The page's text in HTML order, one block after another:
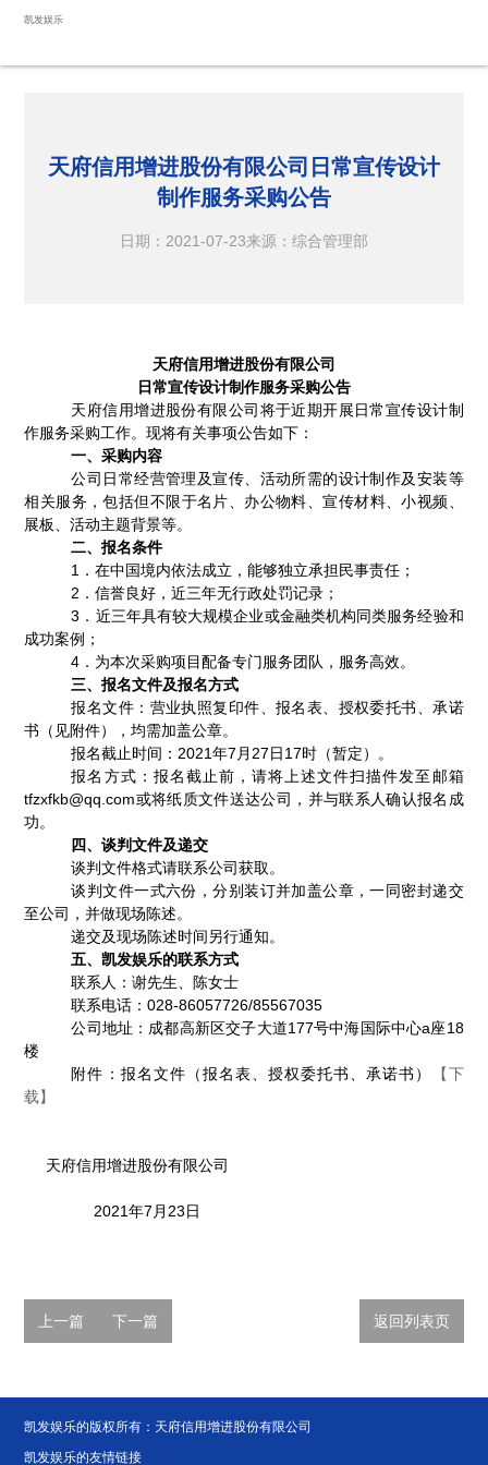
天府信用增进股份有限公司日常宣传设计制作服务采购公告-凯发娱乐
凯发娱乐
天府信用增进股份有限公司日常宣传设计
制作服务采购公告
日期：2021-07-23来源：综合管理部
天府信用增进股份有限公司
日常宣传设计制作服务采购公告
天府信用增进股份有限公司将于近期开展日常宣传设计制
作服务采购工作。现将有关事项公告如下：
一、采购内容
公司日常经营管理及宣传、活动所需的设计制作及安装等
相关服务，包括但不限于名片、办公物料、宣传材料、小视频、
展板、活动主题背景等。
二、报名条件
1 ．在中国境内依法成立，能够独立承担民事责任；
2 ．信誉良好，近三年无行政处罚记录；
3 ．近三年具有较大规模企业或金融类机构同类服务经验和
成功案例；
4 ．为本次采购项目配备专门服务团队，服务高效。
三、报名文件及报名方式
报名文件：营业执照复印件、报名表、授权委托书、承诺
书（见附件），均需加盖公章。
报名截止时间： 2021年7 月 27日17时（暂定）。
报名方式：报名截止前，请将上述文件扫描件发至邮箱
tfzxfkb@qq.com或将纸质文件送达公司，并与联系人确认报名成
功。
四、谈判文件及递交
谈判文件格式请联系公司获取。
谈判文件一式六份，分别装订并加盖公章，一同密封递交
至公司，并做现场陈述。
递交及现场陈述时间另行通知。
五、凯发娱乐的联系方式
联系人：谢先生、陈女士
联系电话：028-86057726/85567035
公司地址：成都高新区交子大道177号中海国际中心a座18
楼
附件：报名文件（报名表、授权委托书、承诺书）
【下
载】
天府信用增进股份有限公司
2021年7 月 23日
上一篇 下一篇 返回列表页
凯发娱乐的版权所有：天府信用增进股份有限公司
凯发娱乐的友情链接